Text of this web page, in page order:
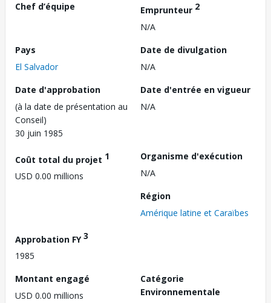
Chef d’équipe
Emprunteur 2
N/A
Pays
El Salvador
Date de divulgation
N/A
Date d'approbation
(à la date de présentation au
Conseil)
30 juin 1985
Date d'entrée en vigueur
N/A
Coût total du projet 1
USD 0.00 millions
Organisme d'exécution
N/A
Région
Amérique latine et Caraïbes
Approbation FY3
1985
Montant engagé
USD 0.00 millions
Catégorie
Environnementale